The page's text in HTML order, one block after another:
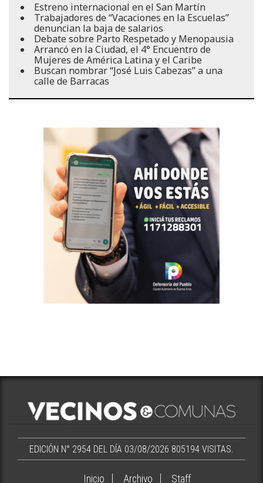
Estreno internacional en el San Martín
Trabajadores de “Vacaciones en la Escuelas”
denuncian la baja de salarios
Debate sobre Parto Respetado y Menopausia
Arrancó en la Ciudad, el 4° Encuentro de
Mujeres de América Latina y el Caribe
Buscan nombrar “José Luis Cabezas” a una
calle de Barracas
EDICIÓN N° 2954 DEL DÍA 03/08/2026 805194 VISITAS.
Inicio Archivo Staff